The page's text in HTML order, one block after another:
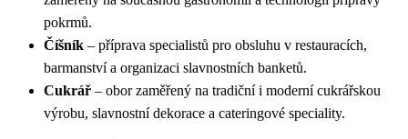
pokrmů.
Číšník – příprava specialistů pro obsluhu v restauracích,
barmanství a organizaci slavnostních banketů.
Cukrář – obor zaměřený na tradiční i moderní cukrářskou
výrobu, slavnostní dekorace a cateringové speciality.